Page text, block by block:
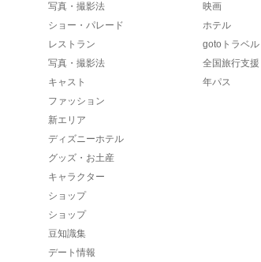
写真・撮影法
ショー・パレード
レストラン
写真・撮影法
キャスト
ファッション
新エリア
ディズニーホテル
グッズ・お土産
キャラクター
ショップ
ショップ
豆知識集
デート情報
映画
ホテル
gotoトラベル
全国旅行支援
年パス